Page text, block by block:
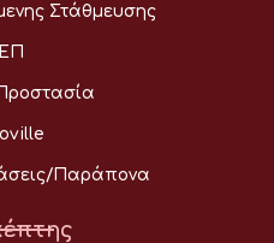
Στάθμευσης
Παράπονα